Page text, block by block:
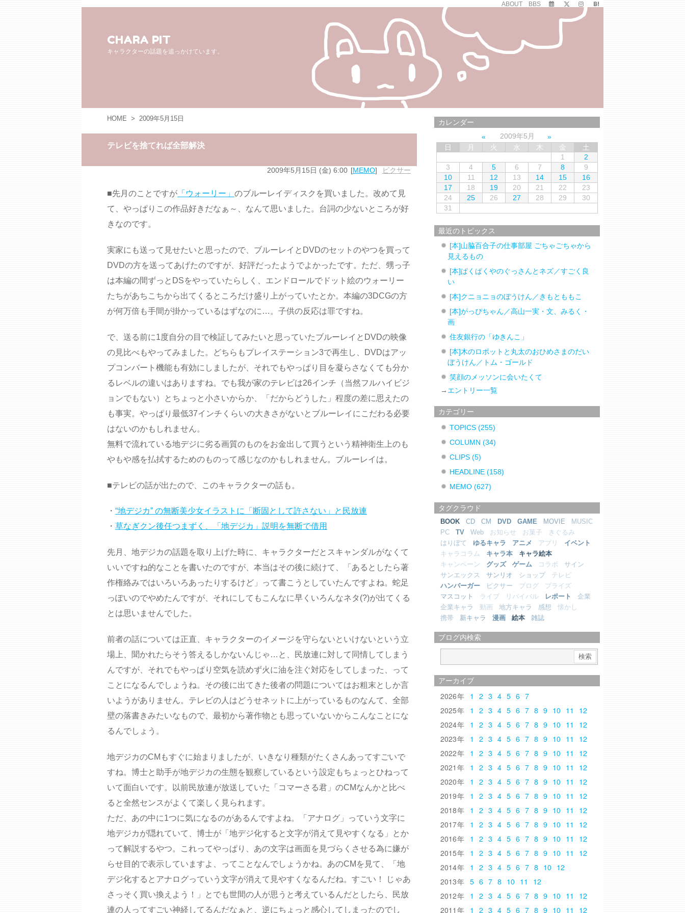
ABOUT BBS
CHARA PIT
キャラクターの話題を追っかけています。
HOME > 2009年5月15日
テレビを捨てれば全部解決
2009年5月15日 (金) 6:00 MEMO ピクサー
■先月のことですが 「ウォーリー」 のブルーレイディスクを買いました。改めて見
て、やっぱりこの作品好きだなぁ～、なんて思いました。台詞の少ないところが好
きなのです。
実家にも送って見せたいと思ったので、ブルーレイとDVDのセットのやつを買って
DVDの方を送ってあげたのですが、好評だったようでよかったです。ただ、甥っ子
は本編の間ずっとDSをやっていたらしく、エンドロールでドット絵のウォーリー
たちがあちこちから出てくるところだけ盛り上がっていたとか。本編の3DCGの方
が何万倍も手間が掛かっているはずなのに…。子供の反応は罪ですね。
で、送る前に1度自分の目で検証してみたいと思っていたブルーレイとDVDの映像
の見比べもやってみました。どちらもプレイステーション3で再生し、DVDはアッ
プコンバート機能も有効にしましたが、それでもやっぱり目を凝らさなくても分か
るレベルの違いはありますね。でも我が家のテレビは26インチ（当然フルハイビジ
ョンでもない）とちょっと小さいからか、「だからどうした」程度の差に思えたの
も事実。やっぱり最低37インチくらいの大きさがないとブルーレイにこだわる必要
はないのかもしれません。
無料で流れている地デジに劣る画質のものをお金出して買うという精神衛生上のも
やもや感を払拭するためのものって感じなのかもしれません。ブルーレイは。
■テレビの話が出たので、このキャラクターの話も。
・ “地デジカ” の無断美少女イラストに「断固として許さない」と民放連
・ 草なぎクン後任つまずく、「地デジカ」説明を無断で借用
先月、地デジカの話題を取り上げた時に、キャラクターだとスキャンダルがなくて
いいですね的なことを書いたのですが、本当はその後に続けて、「あるとしたら著
作権絡みではいろいろあったりするけど」って書こうとしていたんですよね。蛇足
っぽいのでやめたんですが、それにしてもこんなに早くいろんなネタ(?)が出てくる
とは思いませんでした。
前者の話については正直、キャラクターのイメージを守らないといけないという立
場上、聞かれたらそう答えるしかないんじゃ…と、民放連に対して同情してしまう
んですが、それでもやっぱり空気を読めず火に油を注ぐ対応をしてしまった、って
ことになるんでしょうね。その後に出てきた後者の問題についてはお粗末としか言
いようがありません。テレビの人はどうせネットに上がっているものなんて、全部
壁の落書きみたいなもので、最初から著作物とも思っていないからこんなことにな
るんでしょう。
地デジカのCMもすぐに始まりましたが、いきなり種類がたくさんあってすごいで
すね。博士と助手が地デジカの生態を観察しているという設定もちょっとひねって
いて面白いです。以前民放連が放送していた「コマーさる君」のCMなんかと比べ
ると全然センスがよくて楽しく見られます。
ただ、あの中に1つに気になるのがあるんですよね。「アナログ」っていう文字に
地デジカが隠れていて、博士が「地デジ化すると文字が消えて見やすくなる」とか
って解説するやつ。これってやっぱり、あの文字は画面を見づらくさせる為に嫌が
らせ目的で表示していますよ、ってことなんでしょうかね。あのCMを見て、「地
デジ化するとアナログっていう文字が消えて見やすくなるんだね。すごい！ じゃあ
さっそく買い換えよう！」とでも世間の人が思うと考えているんだとしたら、民放
連の人ってすごい神経してるんだなぁと、逆にちょっと感心してしまったのでし
カレンダー
2009年5月
日
月 火 水 木 金
土
1
2
3
4 5 6 7 8
9
10
11 12 13 14 15
16
17
18 19 20 21 22
23
24
25 26 27 28 29
30
31
最近のトピックス
[本]山脇百合子の仕事部屋 ごちゃごちゃから
見えるもの
[本]ぱくぱくやのぐっさんとネズ／すごく良
い
[本]クニョニョのぼうけん／きもとももこ
[本]がっぴちゃん／高山一実・文、みるく・
画
住友銀行の「ゆきんこ」
[本]木のロボットと丸太のおひめさまのだい
ぼうけん／トム・ゴールド
笑顔のメッソンに会いたくて
→ エントリー一覧
カテゴリー
TOPICS(255)
COLUMN(34)
CLIPS(5)
HEADLINE(158)
MEMO(627)
タグクラウド
BOOK CD CM DVD GAME MOVIE
MUSIC
PC
TV Web お知らせ お菓子
きぐるみ
はりぼて
ゆるキャラ アニメ アプリ
イベント
キャラコラム
キャラ本
キャラ絵本
キャンペーン
グッズ ゲーム コラボ
サイン
サンエックス
サンリオ ショップ
テレビ
ハンバーガー
ピクサー ブログ
プライズ
マスコット
ライブ リバイバル レポート
企業
企業キャラ
動画 地方キャラ 感想
懐かし
携帯
新キャラ 漫画 絵本 雑誌
ブログ内検索
アーカイブ
2026 1 2 3 4 5 6 7
2025
1 2 3 4 5 6 7 8 9 10 11
12
2024
1 2 3 4 5 6 7 8 9 10 11
12
2023
1 2 3 4 5 6 7 8 9 10 11
12
2022
1 2 3 4 5 6 7 8 9 10 11
12
2021
1 2 3 4 5 6 7 8 9 10 11
12
2020
1 2 3 4 5 6 7 8 9 10 11
12
2019
1 2 3 4 5 6 7 8 9 10 11
12
2018
1 2 3 4 5 6 7 8 9 10 11
12
2017
1 2 3 4 5 6 7 8 9 10 11
12
2016
1 2 3 4 5 6 7 8 9 10 11
12
2015
1 2 3 4 5 6 7 8 9 10 11
12
2014
1 2 3 4 5 6 7 8 10 12
2013
5 6 7 8 10 11
12
2012
1 2 3 4 5 6 7 8 9 10 11
12
2011
1 2 3 4 5 6 7 8 9 10 11 12